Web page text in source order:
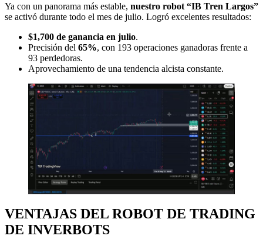
Ya con un panorama más estable, nuestro robot “IB Tren Largos”
se activó durante todo el mes de julio. Logró excelentes resultados:
$1,700 de ganancia en julio.
Precisión del 65%, con 193 operaciones ganadoras frente a
93 perdedoras.
Aprovechamiento de una tendencia alcista constante.
VENTAJAS DEL ROBOT DE TRADING
DE INVERBOTS